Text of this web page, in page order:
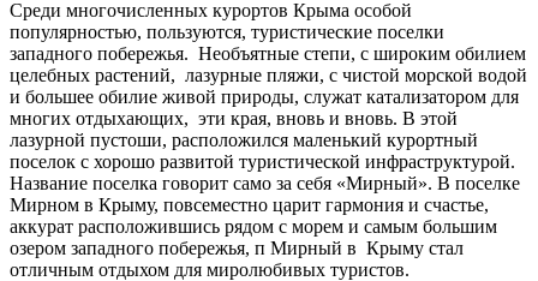
Среди многочисленных курортов Крыма особой
популярностью, пользуются, туристические поселки
западного побережья. Необъятные степи, с широким обилием
целебных растений, лазурные пляжи, с чистой морской водой
и большее обилие живой природы, служат катализатором для
многих отдыхающих, эти края, вновь и вновь. В этой
лазурной пустоши, расположился маленький курортный
поселок с хорошо развитой туристической инфраструктурой.
Название поселка говорит само за себя «Мирный». В поселке
Мирном в Крыму, повсеместно царит гармония и счастье,
аккурат расположившись рядом с морем и самым большим
озером западного побережья, п Мирный в Крыму стал
отличным отдыхом для миролюбивых туристов.